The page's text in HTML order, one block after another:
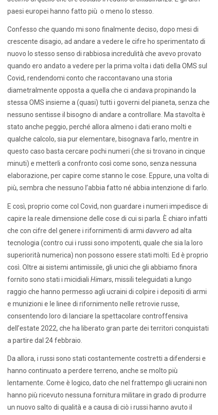
paesi europei hanno fatto più o meno lo stesso.
Confesso che quando mi sono finalmente deciso, dopo mesi di
crescente disagio, ad andare a vedere le cifre ho sperimentato di
nuovo lo stesso senso di rabbiosa incredulità che avevo provato
quando ero andato a vedere per la prima volta i dati della OMS sul
Covid, rendendomi conto che raccontavano una storia
diametralmente opposta a quella che ci andava propinando la
stessa OMS insieme a (quasi) tutti i governi del pianeta, senza che
nessuno sentisse il bisogno di andare a controllare. Ma stavolta è
stato anche peggio, perché allora almeno i dati erano molti e
qualche calcolo, sia pur elementare, bisognava farlo, mentre in
questo caso basta cercare pochi numeri (che si trovano in cinque
minuti) e metterli a confronto così come sono, senza nessuna
elaborazione, per capire come stanno le cose. Eppure, una volta di
più, sembra che nessuno l’abbia fatto né abbia intenzione di farlo.
E così, proprio come col Covid, non guardare i numeri impedisce di
capire la reale dimensione delle cose di cui si parla. È chiaro infatti
che con cifre del genere i rifornimenti di armi davvero ad alta
tecnologia (contro cui i russi sono impotenti, quale che sia la loro
superiorità numerica) non possono essere stati molti. Ed è proprio
così. Oltre ai sistemi antimissile, gli unici che gli abbiamo finora
fornito sono stati i micidiali Himars, missili teleguidati a lungo
raggio che hanno permesso agli ucraini di colpire i depositi di armi
e munizioni e le linee di rifornimento nelle retrovie russe,
consentendo loro di lanciare la spettacolare controffensiva
dell’estate 2022, che ha liberato gran parte dei territori conquistati
a partire dal 24 febbraio.
Da allora, i russi sono stati costantemente costretti a difendersi e
hanno continuato a perdere terreno, anche se molto più
lentamente. Come è logico, dato che nel frattempo gli ucraini non
hanno più ricevuto nessuna fornitura militare in grado di produrre
un nuovo salto di qualità e a causa di ciò i russi hanno avuto il